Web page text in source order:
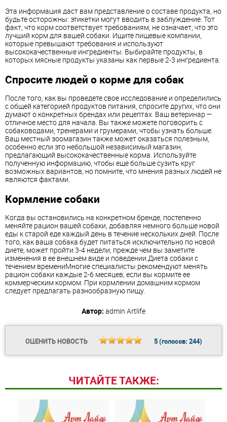
Эта информация даст вам представление о составе продукта, но
будьте осторожны: этикетки могут вводить в заблуждение. Тот
факт, что корм соответствует требованиям, не означает, что это
лучший корм для вашей собаки. Ищите пищевые компании,
которые превышают требования и используют
высококачественные ингредиенты. Выбирайте продукты, в
которых мясные продукты указаны как первые 2-3 ингредиента.
Спросите людей о корме для собак
После того, как вы проведете свое исследование и определились
с общей категорией продуктов питания, спросите других, что они
думают о конкретных брендах или рецептах. Ваш ветеринар —
отличное место для начала. Вы также можете поговорить с
собаководами, тренерами и грумерами, чтобы узнать больше.
Ваш местный зоомагазин также может оказаться полезным,
особенно если это небольшой независимый магазин,
предлагающий высококачественные корма. Используйте
полученную информацию, чтобы еще больше сузить круг
возможных вариантов, но помните, что мнения разных людей не
являются фактами.
Кормление собаки
Когда вы остановились на конкретном бренде, постепенно
меняйте рацион вашей собаки, добавляя немного больше новой
еды к старой еде каждый день в течение нескольких дней. После
того, как ваша собака будет питаться исключительно по новой
диете, может пройти 3-4 недели, прежде чем вы заметите
изменения в ее внешнем виде и поведении.Диета собаки с
течением времениМногие специалисты рекомендуют менять
рацион собаки каждые 2-6 месяцев, если вы кормите ее
коммерческим кормом. При кормлении домашним кормом
следует предлагать разнообразную пищу.
Автор: admin Artlife
ОЦЕНИТЬ НОВОСТЬ 5(голосов: 244)
ЧИТАЙТЕ ТАКЖЕ: